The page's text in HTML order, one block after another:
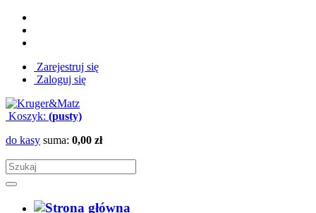
Zarejestruj się
Zaloguj się
Koszyk: (pusty)
do kasy suma: 0,00 zł